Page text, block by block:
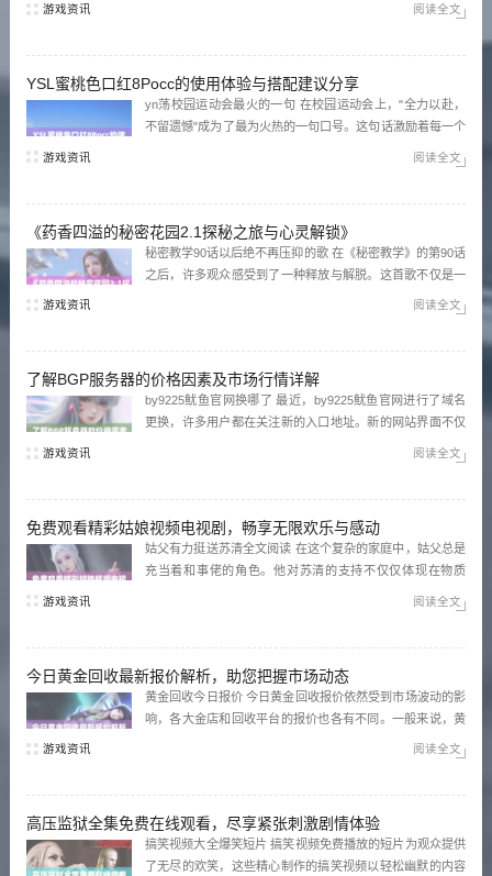
品牌价值和市场认知度，获取了更多消费者的青睐。因此，
游戏资讯 阅读全文
YSL蜜桃色口红8Pocc的使用体验与搭配建议分享
yn荡校园运动会最火的一句 在校园运动会上，"全力以赴，
不留遗憾"成为了最为火热的一句口号。这句话激励着每一个
全情投入，力求表现最佳。运动会不仅是对身体素质的挑
游戏资讯 阅读全文
《药香四溢的秘密花园2.1探秘之旅与心灵解锁》
秘密教学90话以后绝不再压抑的歌 在《秘密教学》的第90话
之后，许多观众感受到了一种释放与解脱。这首歌不仅是一
种情感宣泄的渠道，更是对压抑情感的宣告。随着剧情的发
展，角色们在音乐中找到勇气，开始勇敢追求自己的梦想，
游戏资讯 阅读全文
了解BGP服务器的价格因素及市场行情详解
by9225鱿鱼官网换哪了 最近，by9225鱿鱼官网进行了域名
更换，许多用户都在关注新的入口地址。新的网站界面不仅
用。为了提高用户体验，官网的加载速度和响应能力也得到
游戏资讯 阅读全文
免费观看精彩姑娘视频电视剧，畅享无限欢乐与感动
姑父有力挺送苏清全文阅读 在这个复杂的家庭中，姑父总是
充当着和事佬的角色。他对苏清的支持不仅仅体现在物质
姑父的那份默默的关怀让她倍感温暖。通过阅读这些充满情
游戏资讯 阅读全文
今日黄金回收最新报价解析，助您把握市场动态
黄金回收今日报价 今日黄金回收报价依然受到市场波动的影
响，各大金店和回收平台的报价也各有不同。一般来说，黄
金的回收价格会依据国际金价的涨跌而有所变化，建议消费
者在回收前查看当天的实时报价，以获取更加准确的信息。
游戏资讯 阅读全文
高压监狱全集免费在线观看，尽享紧张刺激剧情体验
搞笑视频大全爆笑短片 搞笑视频免费播放的短片为观众提供
了无尽的欢笑，这些精心制作的搞笑视频以轻松幽默的内容